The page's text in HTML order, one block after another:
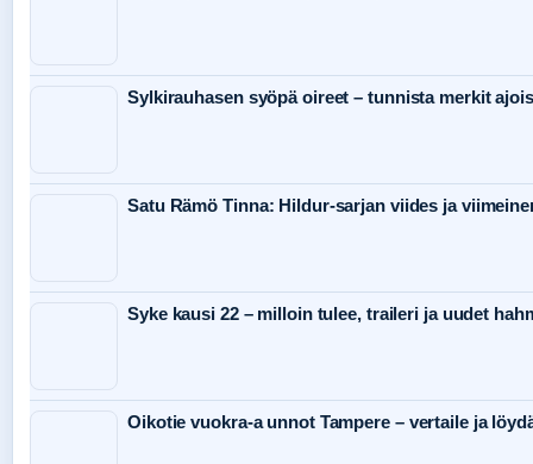
Sylkirauhasen syöpä oireet – tunnista merkit
Satu Rämö Tinna: Hildur-sarjan viides ja
Syke kausi 22 – milloin tulee, traileri ja uudet
Oikotie vuokra-a unnot Tampere – vertaile ja